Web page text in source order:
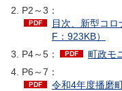
P2～3：
目次、新型コ
F：923KB）
P4～5：
町政モ
P6～7：
令和4年度播磨